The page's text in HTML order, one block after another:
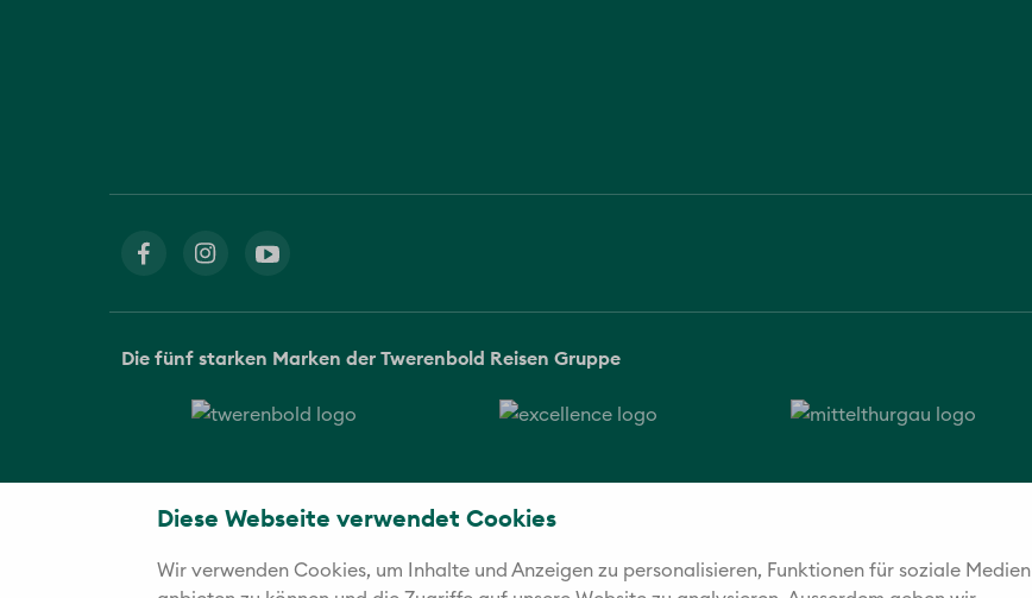
Diese Webseite verwendet Cookies
Wir verwenden Cookies, um Inhalte und Anzeigen zu personalisieren, Funktionen für soziale Medien
Die fünf starken Marken der Twerenbold Reisen Gruppe